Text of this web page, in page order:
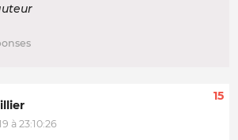
à 23:10:26
15